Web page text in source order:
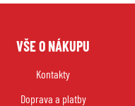
VŠE O NÁKUPU
Kontakty
Doprava a platby